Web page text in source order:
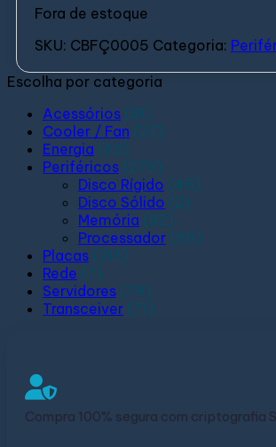
Fora de estoque
SKU: CBFÇ0005 Categoria:
Escolha por categoria
Acessórios (81)
Cooler / Fan (27)
Energia (62)
Periféricos (279)
Disco Rígido (45)
Disco Sólido (2)
Memória (82)
Processador (99)
Placas (213)
Rede (7)
Servidores (79)
Transceiver (71)
Compra 100% segura com criptografia